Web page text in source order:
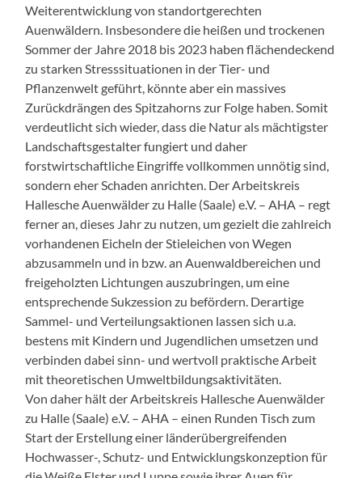
Weiterentwicklung von standortgerechten
Auenwäldern. Insbesondere die heißen und trockenen
Sommer der Jahre 2018 bis 2023 haben flächendeckend
zu starken Stresssituationen in der Tier- und
Pflanzenwelt geführt, könnte aber ein massives
Zurückdrängen des Spitzahorns zur Folge haben. Somit
verdeutlicht sich wieder, dass die Natur als mächtigster
Landschaftsgestalter fungiert und daher
forstwirtschaftliche Eingriffe vollkommen unnötig sind,
sondern eher Schaden anrichten. Der Arbeitskreis
Hallesche Auenwälder zu Halle (Saale) e.V. – AHA – regt
ferner an, dieses Jahr zu nutzen, um gezielt die zahlreich
vorhandenen Eicheln der Stieleichen von Wegen
abzusammeln und in bzw. an Auenwaldbereichen und
freigeholzten Lichtungen auszubringen, um eine
entsprechende Sukzession zu befördern. Derartige
Sammel- und Verteilungsaktionen lassen sich u.a.
bestens mit Kindern und Jugendlichen umsetzen und
verbinden dabei sinn- und wertvoll praktische Arbeit
mit theoretischen Umweltbildungsaktivitäten.
Von daher hält der Arbeitskreis Hallesche Auenwälder
zu Halle (Saale) e.V. – AHA – einen Runden Tisch zum
Start der Erstellung einer länderübergreifenden
Hochwasser-, Schutz- und Entwicklungskonzeption für